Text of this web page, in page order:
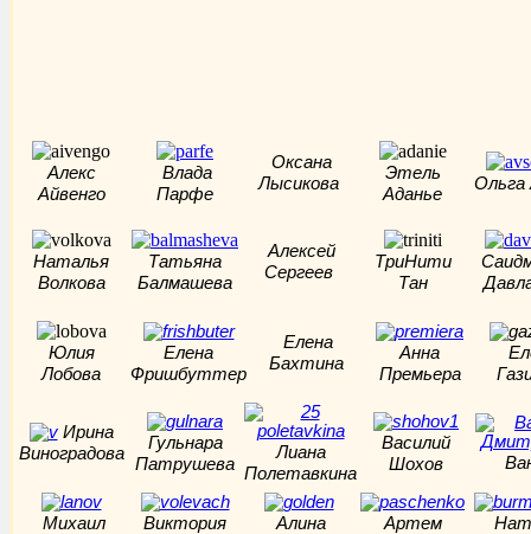
Алекс
Айвенго
Влада
Парфе
Оксана
Лысикова
Этель
Аданье
Ольга
Наталья
Волкова
Татьяна
Балмашева
Алексей
Сергеев
ТриНити
Тан
Юлия
Лобова
Елена
Фришбуттер
Елена
Бахтина
Анна
Премьера
Ирина
Виноградова
Гульнара
Патрушева
Лиана
Полетавкина
Василий
Шохов
Михаил
Виктория
Алина
Артем